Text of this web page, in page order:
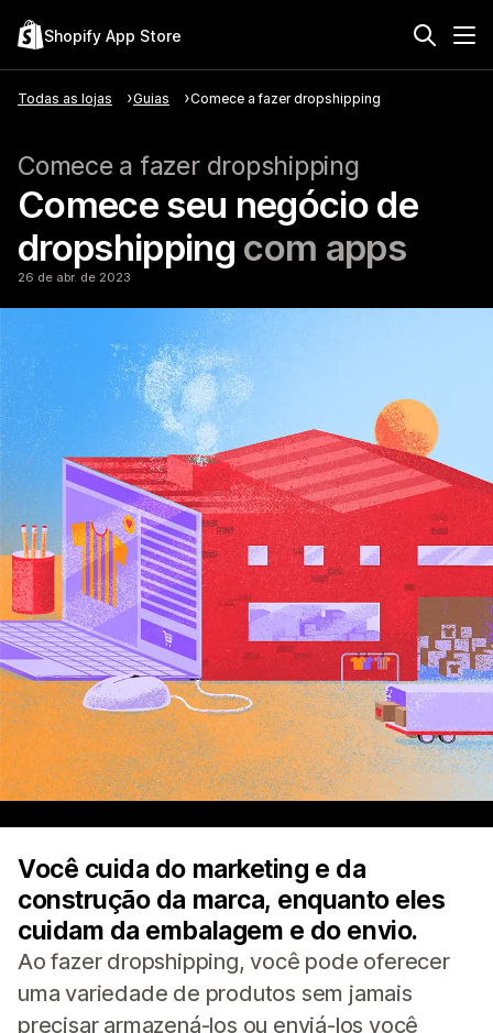
Shopify App Store
Todas as lojas Guias Comece a fazer dropshipping
Comece a fazer dropshipping
Comece seu negócio de
dropshipping com apps
26 de abr. de 2023
Você cuida do marketing e da
construção da marca, enquanto eles
cuidam da embalagem e do envio.
Ao fazer dropshipping, você pode oferecer
uma variedade de produtos sem jamais
precisar armazená-los ou enviá-los você